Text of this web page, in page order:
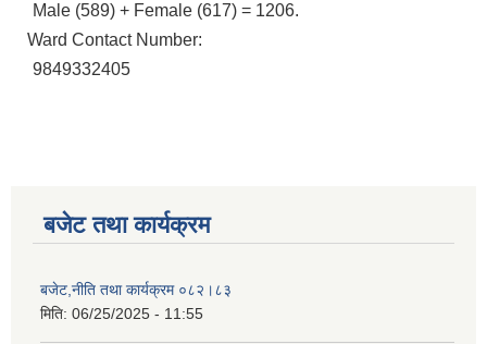
Male (589) + Female (617) = 1206.
Ward Contact Number:
9849332405
बजेट तथा कार्यक्रम
बजेट,नीति तथा कार्यक्रम ०८२।८३
मिति: 06/25/2025 - 11:55